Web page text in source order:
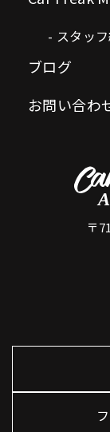
スタッ
ブログ
お問い合わ
〒